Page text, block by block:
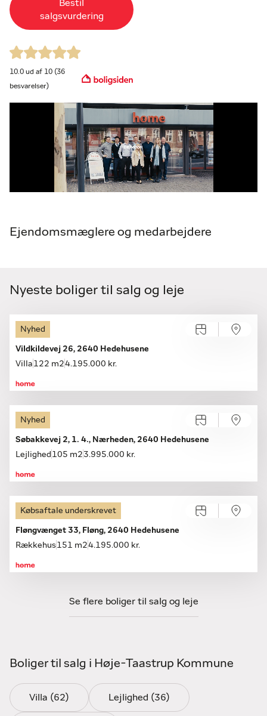
ejerlejligheder, landejendomme, rækkehuse,
sommerhuse, fritidsgrunde og boligprojekter. Find
Hedehusene eller på home.dk.
Vi har en køberrådgiver tilknyttet vores forretning, og vi
kan derfor tilbyde dig kyndig rådgivning. Tag en
uforpligtende snak med vores køberrådgiver om, hvilke
fordele, du kan opnå ved køb af bolig med en home
køberrådgiver.
Kontakt os i dag og få en uforpligtende snak om din
boligsituation. Vi glæder os til at høre, hvordan vi kan
hjælpe dig videre.
Bestil
salgsvurdering
10.0 ud af 10 (36
besvarelser)
Ejendomsmæglere og medarbejdere
Nyeste boliger til salg og leje
Nyhed
Vildkildevej 26, 2640 Hedehusene
Villa 122 m24.195.000 kr.
Nyhed
Søbakkevej 2, 1. 4., Nærheden, 2640 Hedehusene
Lejlighed 105 m2 3.995.000 kr.
Købsaftale underskrevet
Fløngvænget 33, Fløng, 2640 Hedehusene
Rækkehus151 m24.195.000 kr.
Se flere boliger til salg og leje
Boliger til salg i Høje-Taastrup Kommune
Villa (62) Lejlighed (36)